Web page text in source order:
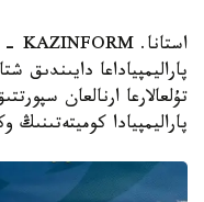
پاراليمپياداعا دايىندىق
تۇلعالارعا ارنالعان
پاراليمپيادا